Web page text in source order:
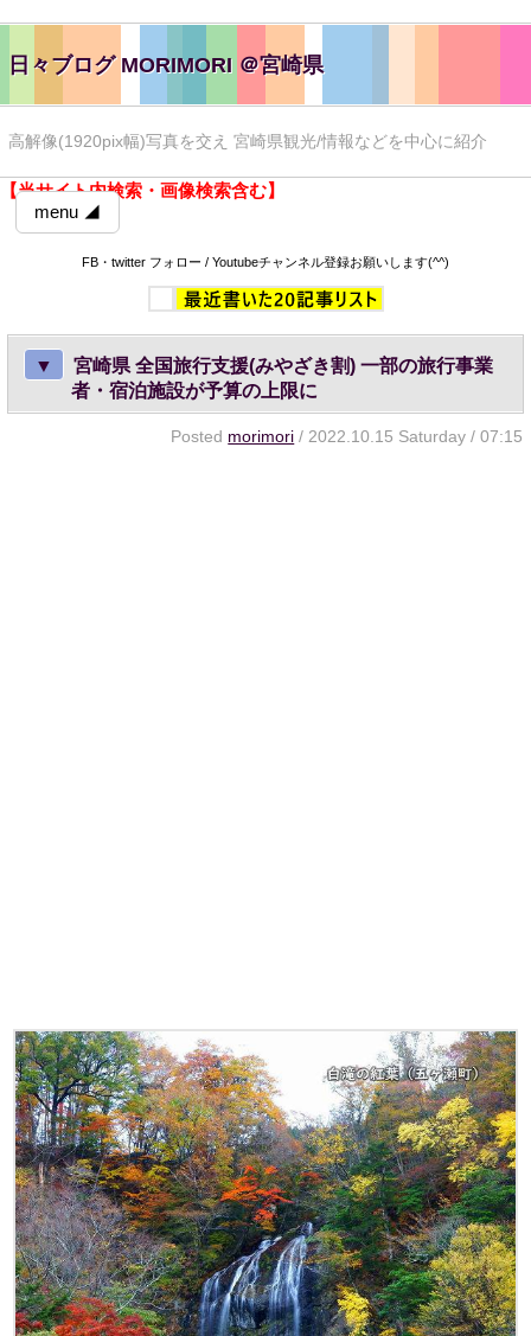
日々ブログ MORIMORI ＠宮崎県
高解像(1920pix幅)写真を交え 宮崎県観光/情報などを中心に紹介
【当サイト内検索・画像検索含む】
menu ◢
FB・twitter フォロー / Youtubeチャンネル登録お願いします(^^)
▼
宮崎県 全国旅行支援(みやざき割) 一部の旅行事業
者・宿泊施設が予算の上限に
Posted morimori / 2022.10.15 Saturday / 07:15